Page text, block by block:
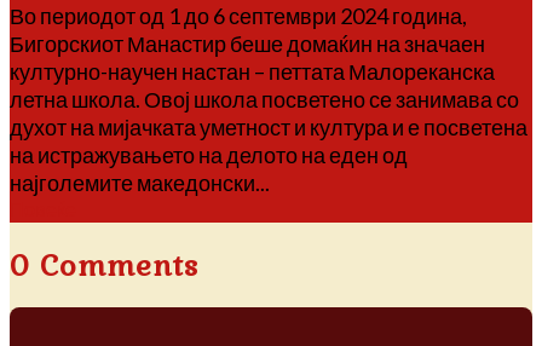
Во периодот од 1 до 6 септември 2024 година,
Бигорскиот Манастир беше домаќин на значаен
културно-научен настан – петтата Малореканска
летна школа. Овој школа посветено се занимава со
духот на мијачката уметност и култура и е посветена
на истражувањето на делото на еден од
најголемите македонски...
0 Comments